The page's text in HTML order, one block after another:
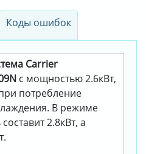
Коды ошибок
Carrier
с мощностью 2.6кВт,
потребление
В режиме
2.8кВт, а